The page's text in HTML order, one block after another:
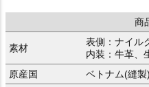
商
素材
表側：ナイル
内装：牛革、
原産国
ベトナム(縫製)